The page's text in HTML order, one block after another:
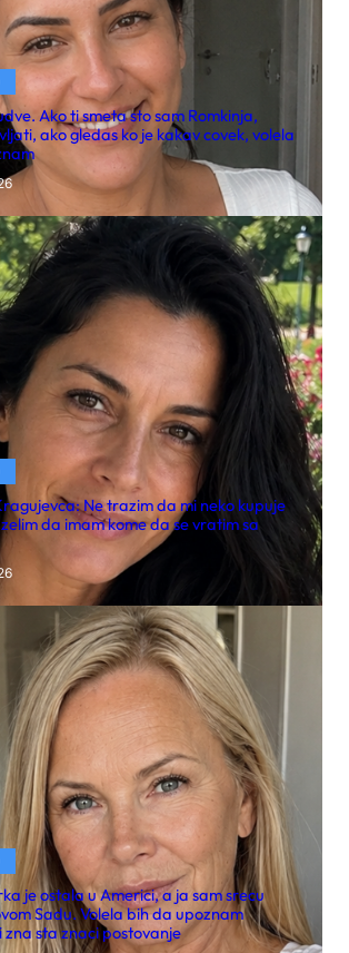
Ako ti smeta sto sam Romkinja,
ako gledas ko je kakav covek, volela
Ne trazim da mi neko kupuje
da imam kome da se vratim sa
je ostala u Americi, a ja sam srecu
Sadu. Volela bih da upoznam
zna sta znaci postovanje